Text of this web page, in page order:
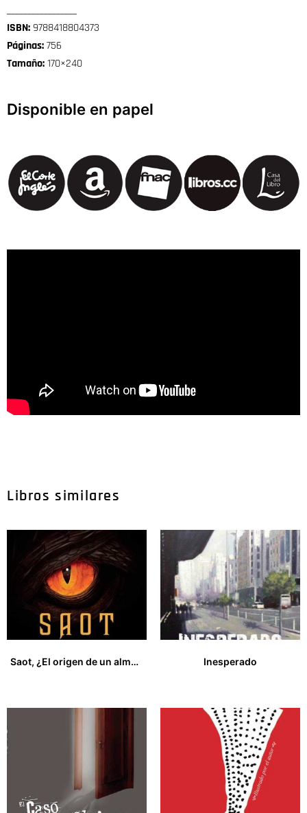
ISBN:9788418804373
Páginas:756
Tamaño:170×240
Disponible en papel
Libros similares
Saot, ¿El origen de un alma oscura?
Inesperado